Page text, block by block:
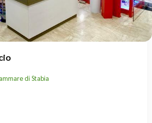
di Stabia